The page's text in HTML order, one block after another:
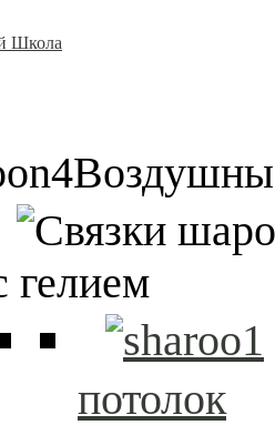
гелием
потолок